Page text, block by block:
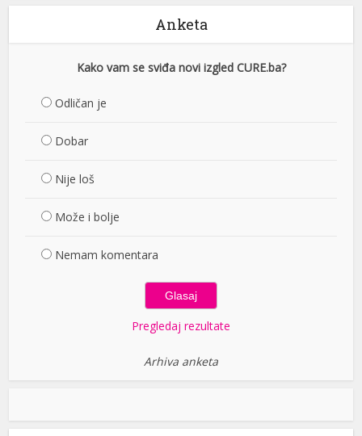
Anketa
Kako vam se sviđa novi izgled CURE.ba?
Odličan je
Dobar
Nije loš
Može i bolje
Nemam komentara
Pregledaj rezultate
Arhiva anketa